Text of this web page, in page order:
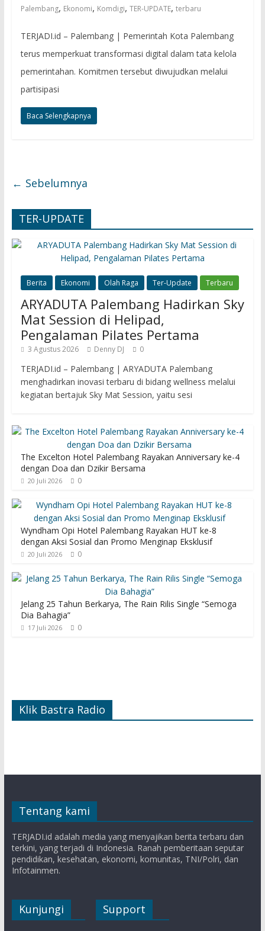
Palembang, Ekonomi, Komdigi, TER-UPDATE, terbaru
TERJADI.id – Palembang | Pemerintah Kota Palembang
terus memperkuat transformasi digital dalam tata kelola
pemerintahan. Komitmen tersebut diwujudkan melalui
partisipasi
Baca Selengkapnya
← Sebelumnya
TER-UPDATE
Berita Ekonomi Olah Raga Ter-Update Terbaru
ARYADUTA Palembang Hadirkan Sky
Mat Session di Helipad,
Pengalaman Pilates Pertama
3 Agustus 2026 Denny DJ 0
TERJADI.id – Palembang | ARYADUTA Palembang
menghadirkan inovasi terbaru di bidang wellness melalui
kegiatan bertajuk Sky Mat Session, yaitu sesi
The Excelton Hotel Palembang Rayakan Anniversary ke-4
dengan Doa dan Dzikir Bersama
20 Juli 2026 0
Wyndham Opi Hotel Palembang Rayakan HUT ke-8
dengan Aksi Sosial dan Promo Menginap Eksklusif
20 Juli 2026 0
Jelang 25 Tahun Berkarya, The Rain Rilis Single “Semoga
Dia Bahagia”
17 Juli 2026 0
Klik Bastra Radio
Tentang kami
TERJADI.id adalah media yang menyajikan berita terbaru dan
terkini, yang terjadi di Indonesia. Ranah pemberitaan seputar
pendidikan, kesehatan, ekonomi, komunitas, TNI/Polri, dan
Infotainmen.
Kunjungi Support